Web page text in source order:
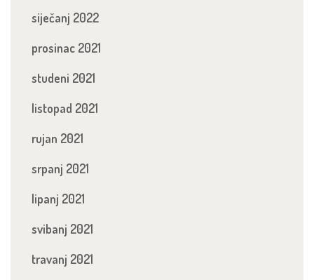
siječanj 2022
prosinac 2021
studeni 2021
listopad 2021
rujan 2021
srpanj 2021
lipanj 2021
svibanj 2021
travanj 2021